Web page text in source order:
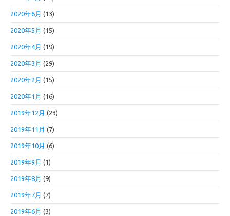
2020年6月 (13)
2020年5月 (15)
2020年4月 (19)
2020年3月 (29)
2020年2月 (15)
2020年1月 (16)
2019年12月 (23)
2019年11月 (7)
2019年10月 (6)
2019年9月 (1)
2019年8月 (9)
2019年7月 (7)
2019年6月 (3)